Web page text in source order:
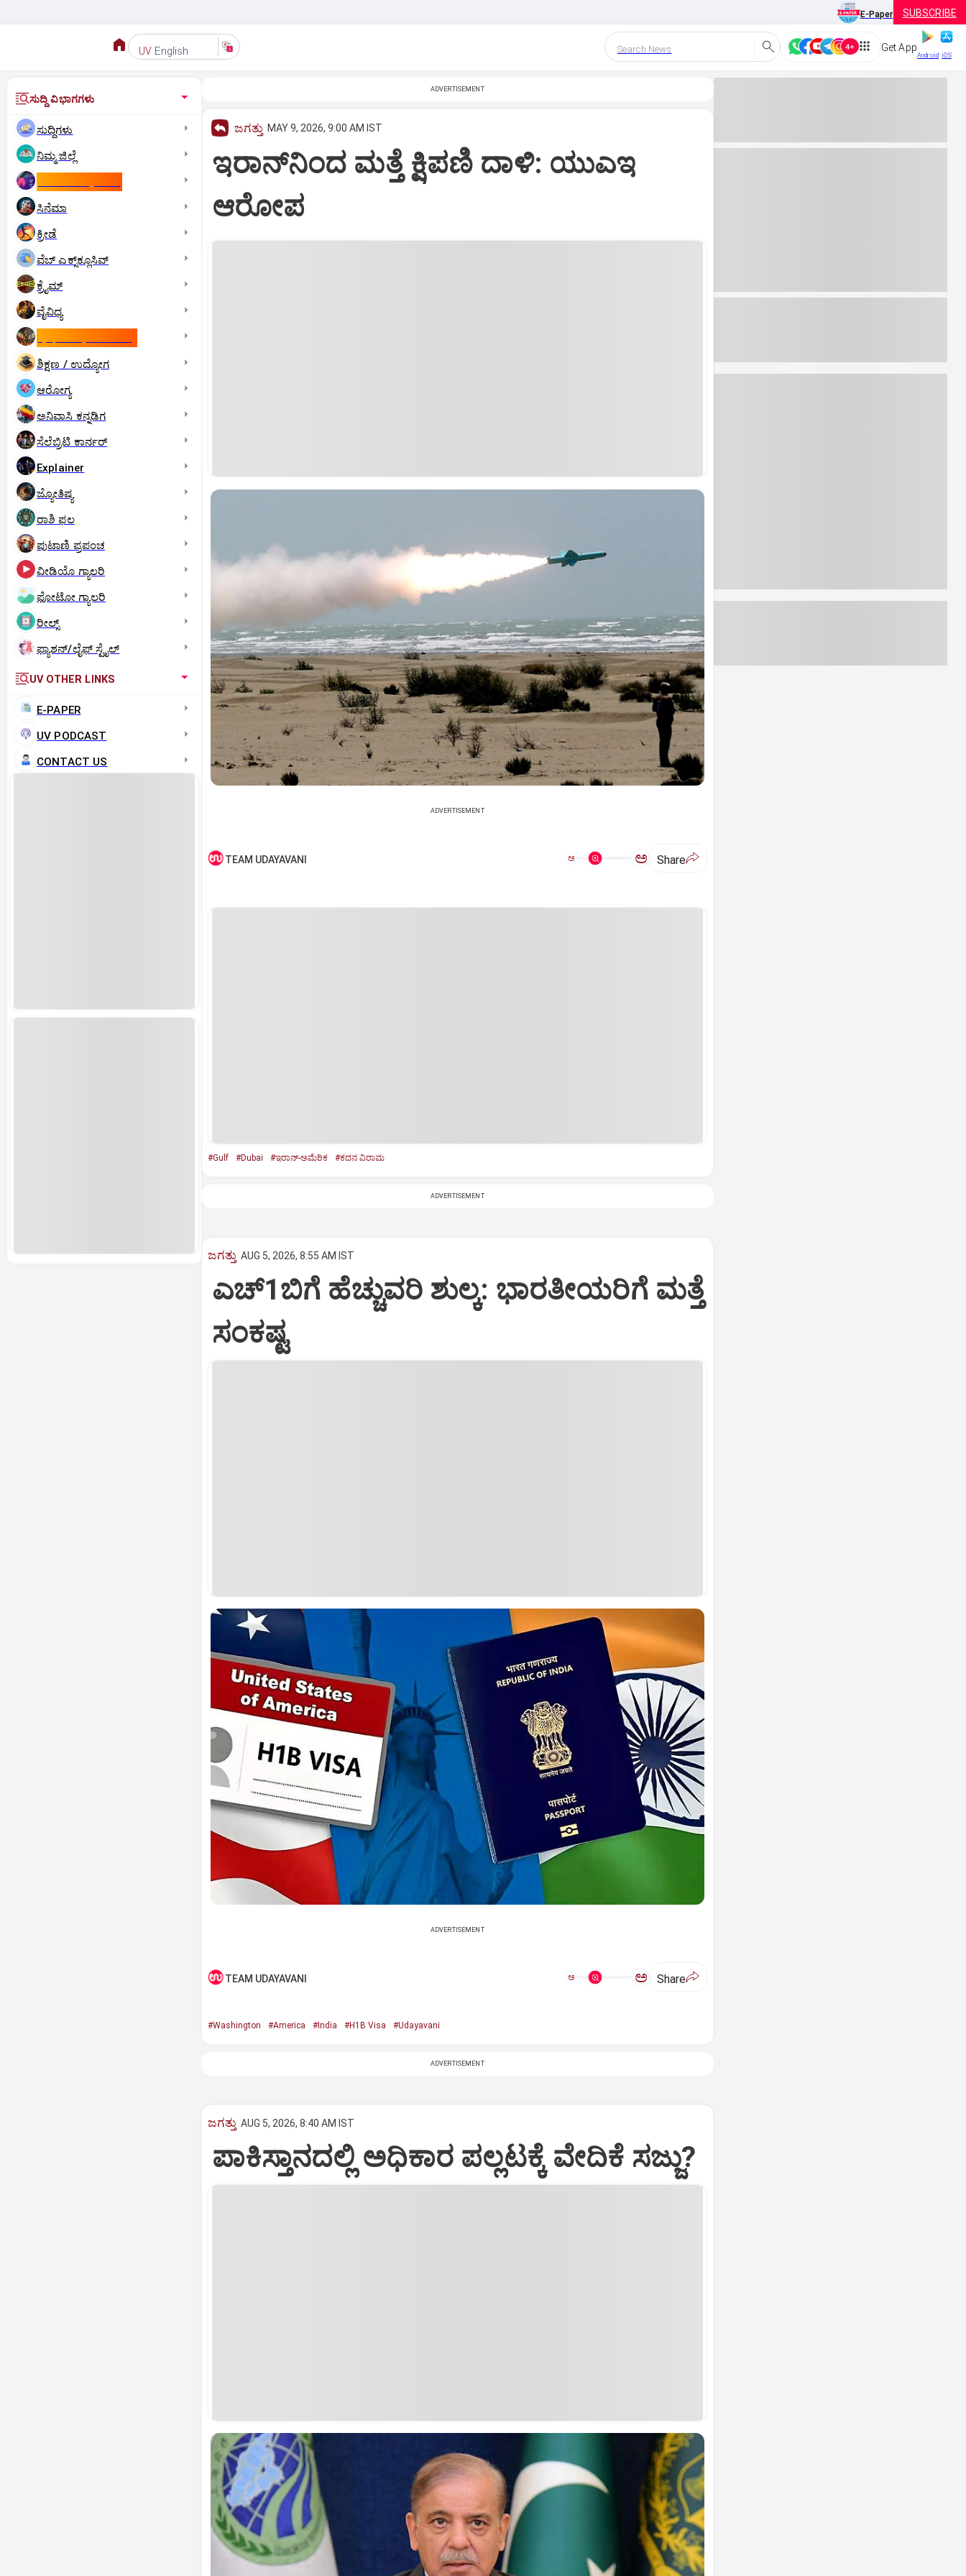
E-Paper SUBSCRIBE
UV English Search News Get App
Android iOS
ಸುದ್ದಿ ವಿಭಾಗಗಳು
ಸುದ್ದಿಗಳು
ನಿಮ್ಮ ಜಿಲ್ಲೆ
ಸಿನೆಮಾ
ಕ್ರೀಡೆ
ವೆಬ್ ಎಕ್ಸ್‌ಕ್ಲೂಸಿವ್
ಕ್ರೈಮ್
ವೈವಿಧ್ಯ
ಶಿಕ್ಷಣ / ಉದ್ಯೋಗ
ಆರೋಗ್ಯ
ಅನಿವಾಸಿ ಕನ್ನಡಿಗ
ಸೆಲೆಬ್ರಿಟಿ ಕಾರ್ನರ್‌
Explainer
ಜ್ಯೋತಿಷ್ಯ
ರಾಶಿ ಫಲ
ಪುಟಾಣಿ ಪ್ರಪಂಚ
ವೀಡಿಯೊ ಗ್ಯಾಲರಿ
ಫೋಟೋ ಗ್ಯಾಲರಿ
ರೀಲ್ಸ್
ಫ್ಯಾಶನ್/ಲೈಫ್‌ ಸ್ಟೈಲ್
UV OTHER LINKS
E-PAPER
UV PODCAST
CONTACT US
ADVERTISEMENT
ಜಗತ್ತು MAY 9, 2026, 9:00 AM IST
ಇರಾನ್‌ನಿಂದ ಮತ್ತೆ ಕ್ಷಿಪಣಿ ದಾಳಿ: ಯುಎಇ
ಆರೋಪ
ADVERTISEMENT
TEAM UDAYAVANI ಅ ಅ Share
#Gulf #Dubai #ಇರಾನ್‌-ಅಮೆರಿಕ #ಕದನ ವಿರಾಮ
ADVERTISEMENT
ಜಗತ್ತು AUG 5, 2026, 8:55 AM IST
ಎಚ್‌1ಬಿಗೆ ಹೆಚ್ಚುವರಿ ಶುಲ್ಕ: ಭಾರತೀಯರಿಗೆ ಮತ್ತೆ
ಸಂಕಷ್ಟ
ADVERTISEMENT
TEAM UDAYAVANI ಅ ಅ Share
#Washington #America #India #H1B Visa #Udayavani
ADVERTISEMENT
ಜಗತ್ತು AUG 5, 2026, 8:40 AM IST
ಪಾಕಿಸ್ತಾನದಲ್ಲಿ ಅಧಿಕಾರ ಪಲ್ಲಟಕ್ಕೆ ವೇದಿಕೆ ಸಜ್ಜು?